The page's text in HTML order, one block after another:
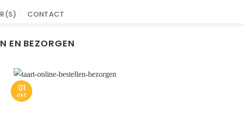
CONTACT
EN BEZORGEN
01
okt